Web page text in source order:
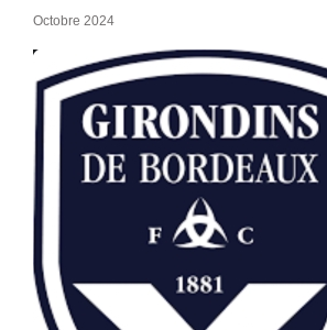
Octobre 2024